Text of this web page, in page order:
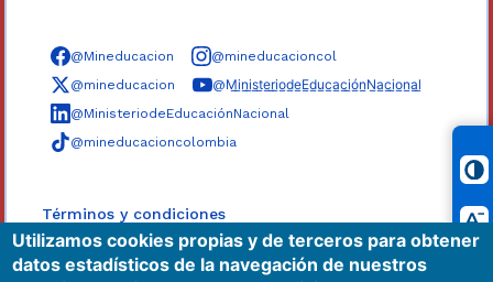
Síguenos en redes sociales
@Mineducacion
@mineducacioncol
@mineducacion
@M̲i̲n̲i̲s̲t̲e̲r̲i̲o̲d̲e̲E̲d̲u̲c̲a̲c̲i̲ó̲n̲N̲a̲c̲i̲o̲n̲a̲l̲
@MinisteriodeEducaciónNacional
@mineducacioncolombia
Términos y condiciones
Políticas
Mapa del sitio
Utilizamos cookies propias y de terceros para obtener
datos estadísticos de la navegación de nuestros